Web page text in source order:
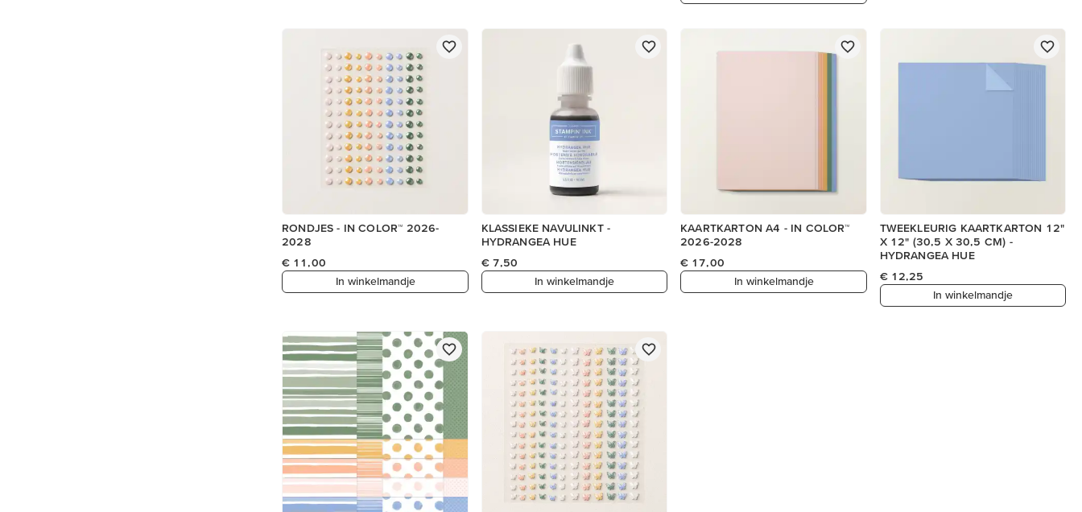
RONDJES - IN COLOR™ 2026-
2028
€ 11,00
In winkelmandje
KLASSIEKE NAVULINKT -
HYDRANGEA HUE
€ 7,50
In winkelmandje
KAARTKARTON A4 - IN COLOR™
2026-2028
€ 17,00
In winkelmandje
TWEEKLEURIG KAARTKARTON 12"
X 12" (30,5 X 30,5 CM) -
HYDRANGEA HUE
€ 12,25
In winkelmandje